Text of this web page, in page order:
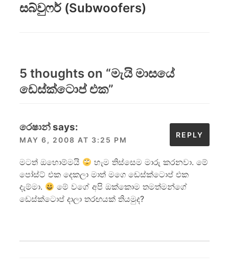
සබ්වුෆර් (Subwoofers)
5 thoughts on “මැයි මාසයේ
ඩෙස්ක්ටොප් එක”
රෙෂාන්says:
MAY 6, 2008 AT 3:25 PM
මටත් ඔහොම්මයි
හැම තිස්සෙම මාරු කරනවා. මේ
පෝස්ට් එක දෙකලා මාත් මගෙ ඩෙස්ක්ටොප් එක
දැම්මා.
මේ වගේ අපි ඔක්කොම තමත්මන්ගේ
ඩෙස්ක්ටොප් දාලා තරඟයක් තියමුද?
REPLY